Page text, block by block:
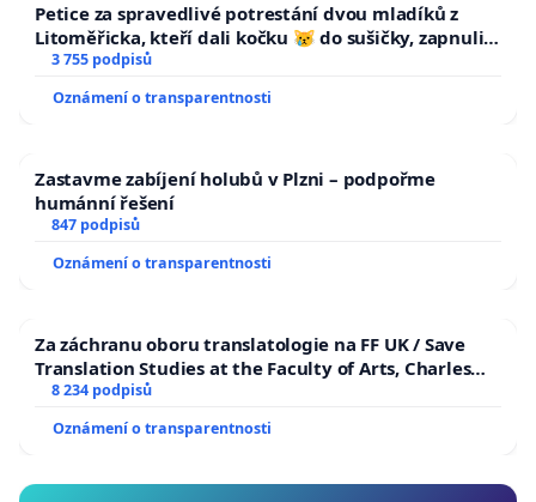
Petice za spravedlivé potrestání dvou mladíků z
Litoměřicka, kteří dali kočku 😿 do sušičky, zapnuli ji
a umírání zvířete natočili.
3 755 podpisů
Oznámení o transparentnosti
Zastavme zabíjení holubů v Plzni – podpořme
humánní řešení
847 podpisů
Oznámení o transparentnosti
Za záchranu oboru translatologie na FF UK / Save
Translation Studies at the Faculty of Arts, Charles
University
8 234 podpisů
Oznámení o transparentnosti